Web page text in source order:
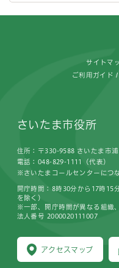
サイトマ
ご利用ガイド
さいたま市役所
住所：〒330-9588 さいたま市
電話：048-829-1111（代表）
※さいたまコールセンターにつ
アクセスマップ
開庁時間：8時30分から17時15
を除く）
※一部、開庁時間が異なる組織
法人番号 2000020111007